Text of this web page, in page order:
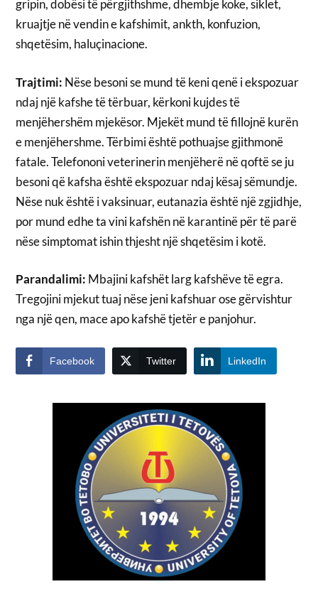
gripin, dobësi të përgjithshme, dhembje koke, siklet,
kruajtje në vendin e kafshimit, ankth, konfuzion,
shqetësim, haluçinacione.
Trajtimi: Nëse besoni se mund të keni qenë i ekspozuar
ndaj një kafshe të tërbuar, kërkoni kujdes të
menjëhershëm mjekësor. Mjekët mund të fillojnë kurën
e menjëhershme. Tërbimi është pothuajse gjithmonë
fatale. Telefononi veterinerin menjëherë në qoftë se ju
besoni që kafsha është ekspozuar ndaj kësaj sëmundje.
Nëse nuk është i vaksinuar, eutanazia është një zgjidhje,
por mund edhe ta vini kafshën në karantinë për të parë
nëse simptomat ishin thjesht një shqetësim i kotë.
Parandalimi: Mbajini kafshët larg kafshëve të egra.
Tregojini mjekut tuaj nëse jeni kafshuar ose gërvishtur
nga një qen, mace apo kafshë tjetër e panjohur.
Facebook Twitter LinkedIn